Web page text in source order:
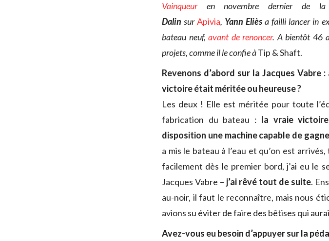
Vainqueuren novembre dernier de la
Dalin surApivia, Yann Eliès a failli lancer in
bateau neuf,avant de renoncer. A bientôt 46
projets, comme il le confie àTip & Shaft.
Revenons d’abord sur la Jacques
victoire était méritée ou heureuse ?
Les deux ! Elle est méritée pour toute
fabrication du bateau : la vraie
disposition une machine capable de
a mis le bateau à l’eau et qu’on est
facilement dès le premier bord, j’ai eu le
Jacques Vabre – j’ai rêvé tout de suite.
au-noir, il faut le reconnaître, mais nous
avions su éviter de faire des bêtises qui
Avez-vous eu besoin d’appuyer sur la